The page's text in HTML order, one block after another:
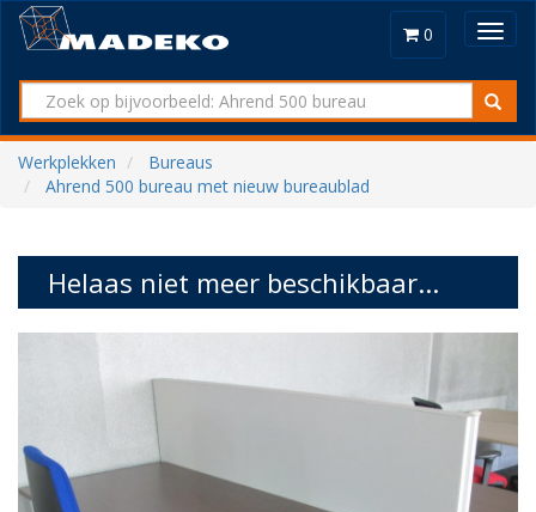
0
Werkplekken
Bureaus
Ahrend 500 bureau met nieuw bureaublad
Helaas niet meer beschikbaar...